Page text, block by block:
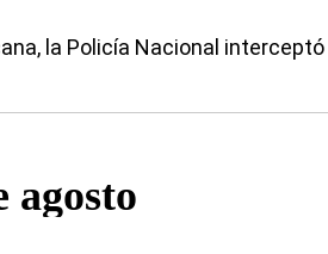
la Policía Nacional
agosto